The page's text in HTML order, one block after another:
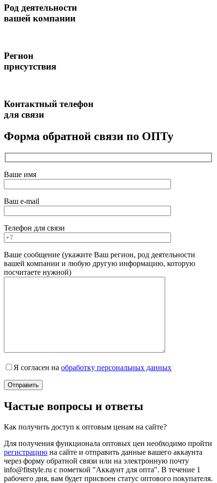
Род деятельности
вашей компании
Регион
присутствия
Контактный телефон
для связи
Форма обратной связи по ОПТу
Ваше имя
Ваш e-mail
Телефон для связи
Ваше сообщение (укажите Ваш регион, род деятельности
вашей компании и любую другую информацию, которую
посчитаете нужной)
Я согласен на обработку персональных данных
Частые вопросы и ответы
Как получить доступ к оптовым ценам на сайте?
Для получения функционала оптовых цен необходимо пройти
регистрацию на сайте и отправить данные вашего аккаунта
через форму обратной связи или на электронную почту
info@fitstyle.ru с пометкой "Аккаунт для опта". В течение 1
рабочего дня, вам будет присвоен статус оптового покупателя.